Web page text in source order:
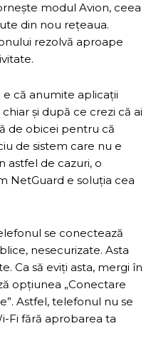
modul Avion, ceea
din nou rețeaua.
rezolvă aproape
că anumite aplicații
și după ce crezi că ai
de obicei pentru că
de sistem care nu e
astfel de cazuri, o
NetGuard e soluția cea
se conectează
nesecurizate. Asta
Ca să eviți asta, mergi în
opțiunea „Conectare
Astfel, telefonul nu se
Fi fără aprobarea ta